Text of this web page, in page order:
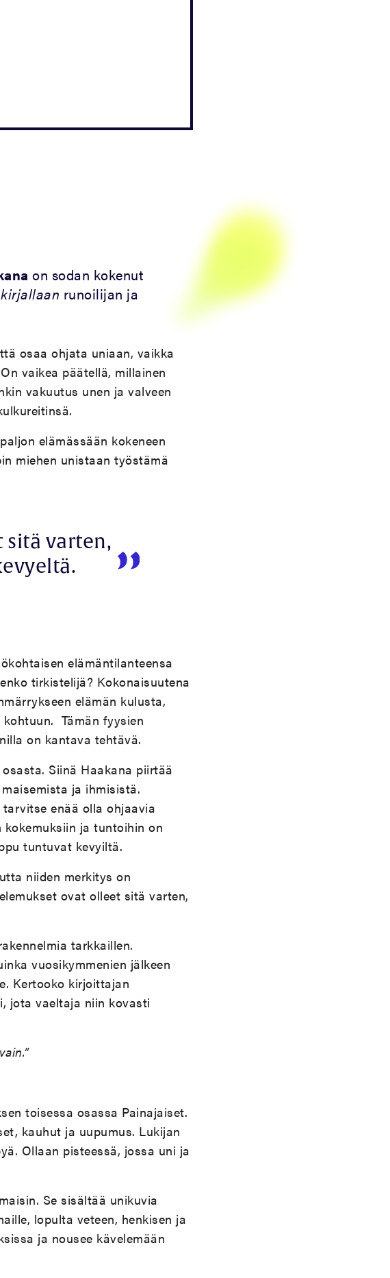
on sodan kokenut
runoilijan ja
osaa ohjata uniaan, vaikka
vaikea päätellä, millainen
vakuutus unen ja valveen
elämässään kokeneen
miehen unistaan työstämä
varten,
elämäntilanteensa
tirkistelijä? Kokonaisuutena
elämän kulusta,
Tämän fyysien
on kantava tehtävä.
Siinä Haakana piirtää
ja ihmisistä.
enää olla ohjaavia
ja tuntoihin on
tuntuvat kevyiltä.
niiden merkitys on
ovat olleet sitä varten,
tarkkaillen.
vuosikymmenien jälkeen
Kertooko kirjoittajan
jota vaeltaja niin kovasti
toisessa osassa Painajaiset.
kauhut ja uupumus. Lukijan
Ollaan pisteessä, jossa uni ja
Se sisältää unikuvia
lopulta veteen, henkisen ja
ja nousee kävelemään